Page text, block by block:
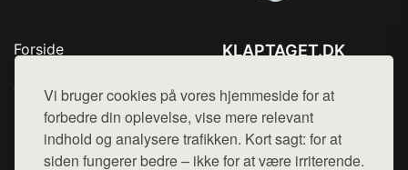
Vi bruger cookies på vores hjemmeside for at
forbedre din oplevelse, vise mere relevant
indhold og analysere trafikken. Kort sagt: for at
siden fungerer bedre – ikke for at være irriterende.
Forside
Top Rabatter
Blog
Kontakt
KLAPTAGET.DK
Mail: hej@want.dk
Cookie- og privatlivspolitik